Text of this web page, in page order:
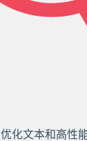
化文本和高性